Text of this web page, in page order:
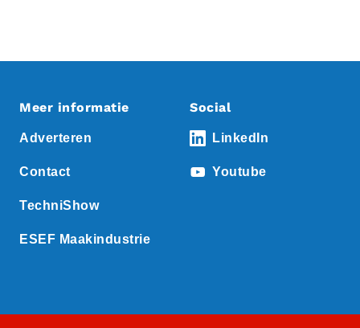
Meer informatie
Adverteren
Contact
TechniShow
ESEF Maakindustrie
Social
LinkedIn
Youtube